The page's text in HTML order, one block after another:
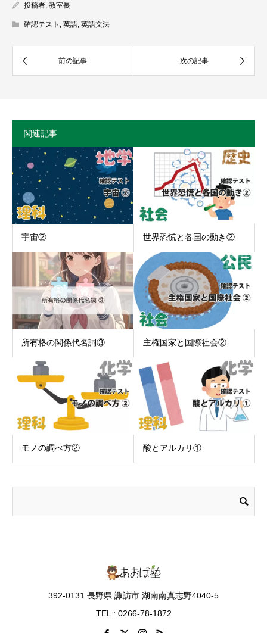
投稿者: 教室長
確認テスト 英語 英語文法
関連記事
宇宙② 世界恐慌と各国の動き②
所有格の関係代名詞③ 主権国家と国際社会②
モノの調べ方② 酸とアルカリ①
392-0131 長野県 諏訪市 湖南南真志野4040-5
TEL : 0266-78-1872